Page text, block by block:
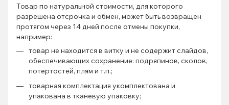
Товар по натуральной стоимости, для которого
разрешена отсрочка и обмен, может быть возвращен
протягом через 14 дней после отмены покупки,
например:
товар не находится в витку и не содержит слайдов,
обеспечивающих сохранение: подряпинов, сколов,
потертостей, плям и т.п.;
товарная комплектация укомплектована и
упакована в тканевую упаковку;